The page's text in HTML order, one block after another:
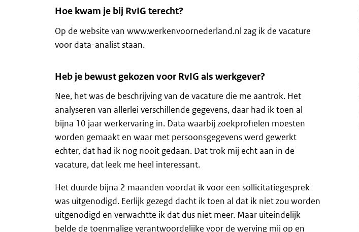
Hoe kwam je bij RvIG terecht?
Op de website van www.werkenvoornederland.nl zag ik de vacature
voor data-analist staan.
Heb je bewust gekozen voor RvIG als werkgever?
Nee, het was de beschrijving van de vacature die me aantrok. Het
analyseren van allerlei verschillende gegevens, daar had ik toen al
bijna 10 jaar werkervaring in. Data waarbij zoekprofielen moesten
worden gemaakt en waar met persoonsgegevens werd gewerkt
echter, dat had ik nog nooit gedaan. Dat trok mij echt aan in de
vacature, dat leek me heel interessant.
Het duurde bijna 2 maanden voordat ik voor een sollicitatiegesprek
was uitgenodigd. Eerlijk gezegd dacht ik toen al dat ik niet zou worden
uitgenodigd en verwachtte ik dat dus niet meer. Maar uiteindelijk
belde de toenmalige verantwoordelijke voor de werving mij op en